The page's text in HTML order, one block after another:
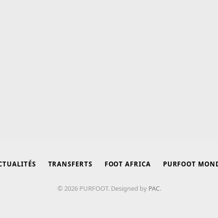
TRANSFERTS FOOT AFRICA PURFOOT
© 2026 PURFOOT. Designed by PAC.